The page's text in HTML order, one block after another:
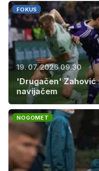
FOKUS
19. 07. 2026 09.30
'Drugačen' Zahović
navijačem
NOGOMET